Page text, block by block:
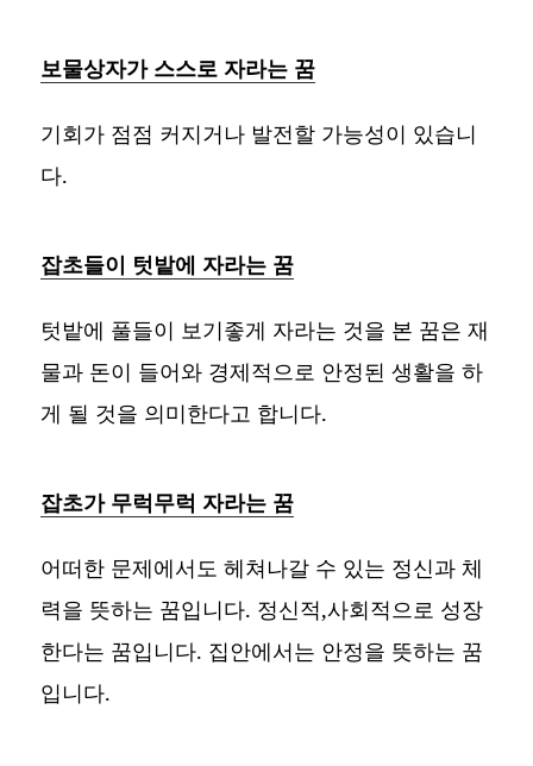
보물상자가 스스로 자라는 꿈
기회가 점점 커지거나 발전할 가능성이 있습니
다.
잡초들이 텃밭에 자라는 꿈
텃밭에 풀들이 보기좋게 자라는 것을 본 꿈은 재
물과 돈이 들어와 경제적으로 안정된 생활을 하
게 될 것을 의미한다고 합니다.
잡초가 무럭무럭 자라는 꿈
어떠한 문제에서도 헤쳐나갈 수 있는 정신과 체
력을 뜻하는 꿈입니다. 정신적,사회적으로 성장
한다는 꿈입니다. 집안에서는 안정을 뜻하는 꿈
입니다.